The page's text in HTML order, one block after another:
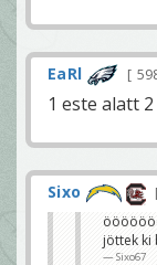
EaRl
1 este alatt
Sixo
jöttek ki
Sixo67